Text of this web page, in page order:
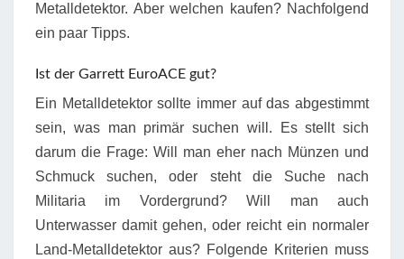
Metalldetektor. Aber welchen kaufen? Nachfolgend
ein paar Tipps.
Ist der Garrett EuroACE gut?
Ein Metalldetektor sollte immer auf das abgestimmt
sein, was man primär suchen will. Es stellt sich
darum die Frage: Will man eher nach Münzen und
Schmuck suchen, oder steht die Suche nach
Militaria im Vordergrund? Will man auch
Unterwasser damit gehen, oder reicht ein normaler
Land-Metalldetektor aus? Folgende Kriterien muss